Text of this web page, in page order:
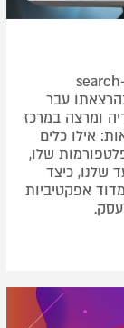
ההרצאה עוסקת בפרסום בדיגיטל ובעיקר ב-search
ומרצה במרכז
אילו כלים
שלו,
שלנו, כיצד
אפקטיביות